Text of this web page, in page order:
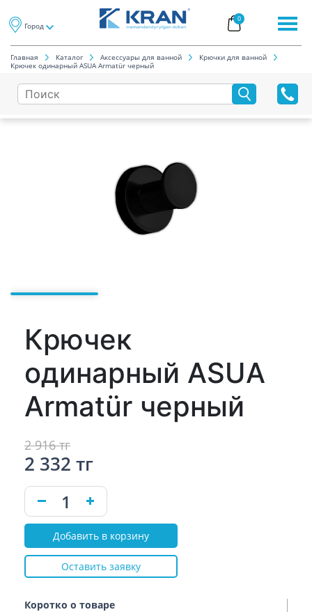
Город
0
Главная Каталог Аксессуары для ванной
Крючки для ванной
Крючек одинарный ASUA Armatür черный
Крючек
одинарный ASUA
Armatür черный
Коротко о товаре
2 916 тг
2 332 тг
Добавить в корзину
Оставить заявку